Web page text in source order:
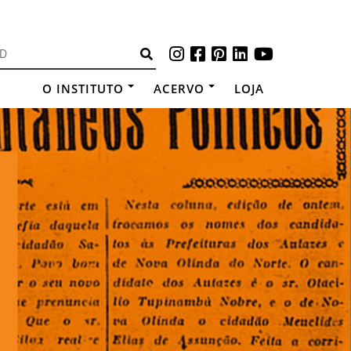
O INSTITUTO ACERVO LOJA